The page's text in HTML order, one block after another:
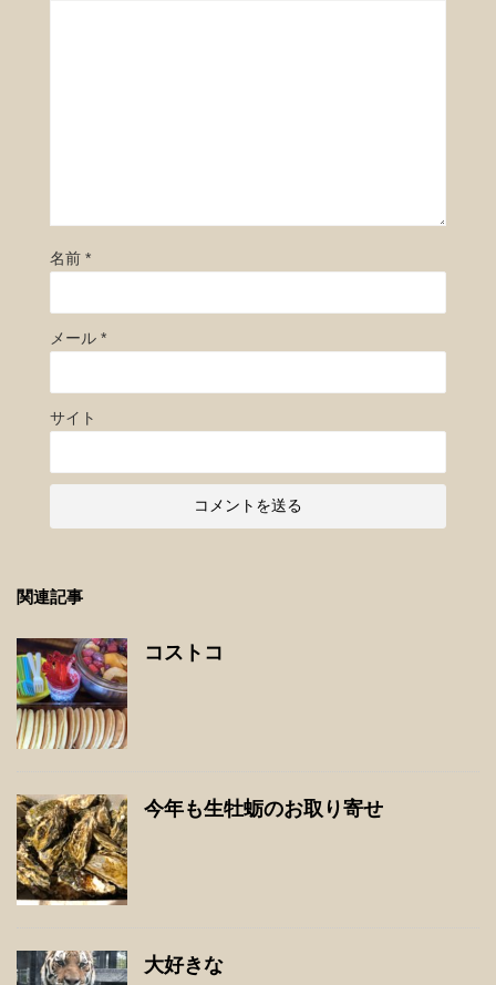
名前 *
メール *
サイト
関連記事
コストコ
今年も生牡蛎のお取り寄せ
大好きな